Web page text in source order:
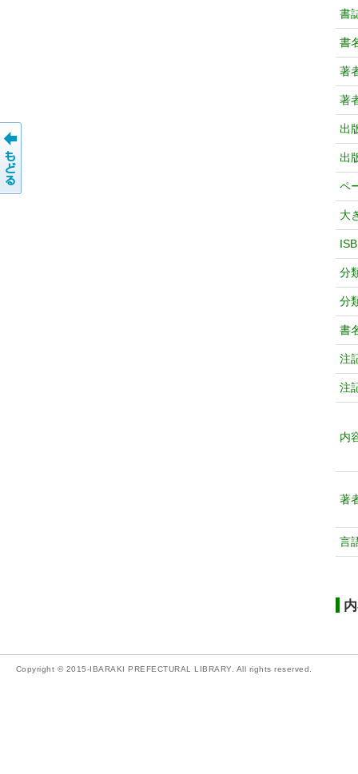
書
書
著
著
出
出
ペ
大
分
分
書
注
注
内
著
言
Copyright © 2015-IBARAKI PREFECTURAL LIBRARY. All rights reserved.